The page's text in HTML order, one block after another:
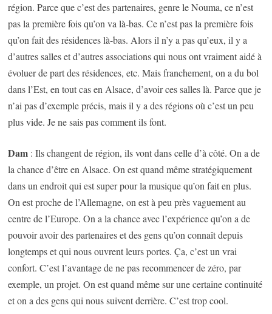
région. Parce que c’est des partenaires, genre le Nouma, ce n’est
pas la première fois qu’on va là-bas. Ce n’est pas la première fois
qu’on fait des résidences là-bas. Alors il n’y a pas qu’eux, il y a
d’autres salles et d’autres associations qui nous ont vraiment aidé à
évoluer de part des résidences, etc. Mais franchement, on a du bol
dans l’Est, en tout cas en Alsace, d’avoir ces salles là. Parce que je
n’ai pas d’exemple précis, mais il y a des régions où c’est un peu
plus vide. Je ne sais pas comment ils font.
Dam : Ils changent de région, ils vont dans celle d’à côté. On a de
la chance d’être en Alsace. On est quand même stratégiquement
dans un endroit qui est super pour la musique qu’on fait en plus.
On est proche de l’Allemagne, on est à peu près vaguement au
centre de l’Europe. On a la chance avec l’expérience qu’on a de
pouvoir avoir des partenaires et des gens qu’on connaît depuis
longtemps et qui nous ouvrent leurs portes. Ça, c’est un vrai
confort. C’est l’avantage de ne pas recommencer de zéro, par
exemple, un projet. On est quand même sur une certaine continuité
et on a des gens qui nous suivent derrière. C’est trop cool.